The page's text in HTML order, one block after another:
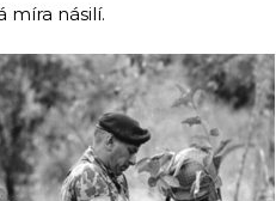
míra násilí.